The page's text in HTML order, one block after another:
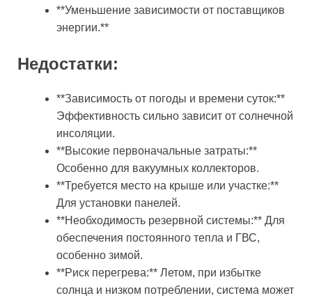
**Уменьшение зависимости от поставщиков
энергии.**
Недостатки:
**Зависимость от погоды и времени суток:**
Эффективность сильно зависит от солнечной
инсоляции.
**Высокие первоначальные затраты:**
Особенно для вакуумных коллекторов.
**Требуется место на крыше или участке:**
Для установки панелей.
**Необходимость резервной системы:** Для
обеспечения постоянного тепла и ГВС,
особенно зимой.
**Риск перегрева:** Летом, при избытке
солнца и низком потреблении, система может